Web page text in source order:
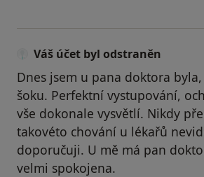
Váš účet byl odstraněn
Dnes jsem u pana doktora
šoku. Perfektní vystupování,
vše dokonale vysvětlí. Nikdy
takovéto chování u lékařů
doporučuji. U mě má pan
velmi spokojena.